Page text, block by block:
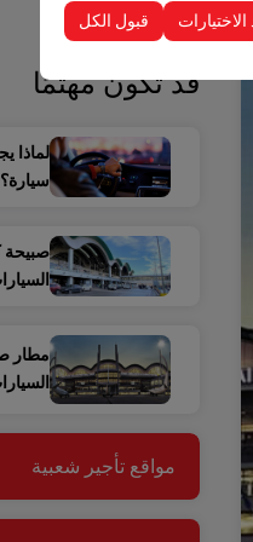
الاختيارات قبول الكل
قد تكون مهتمًا
لماذا
سيارة؟
صبيحة
مطار
مواقع تأجير شعبية